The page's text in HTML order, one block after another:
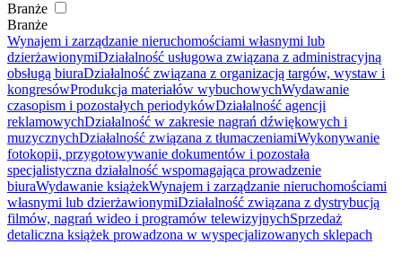
Branże
Branże
Wynajem i zarządzanie nieruchomościami własnymi lub
dzierżawionymiDziałalność usługowa związana z administracyjną
obsługą biuraDziałalność związana z organizacją targów, wystaw i
kongresówProdukcja materiałów wybuchowychWydawanie
czasopism i pozostałych periodykówDziałalność agencji
reklamowychDziałalność w zakresie nagrań dźwiękowych i
muzycznychDziałalność związana z tłumaczeniamiWykonywanie
fotokopii, przygotowywanie dokumentów i pozostała
specjalistyczna działalność wspomagająca prowadzenie
biuraWydawanie książekWynajem i zarządzanie nieruchomościami
własnymi lub dzierżawionymiDziałalność związana z dystrybucją
filmów, nagrań wideo i programów telewizyjnychSprzedaż
detaliczna książek prowadzona w wyspecjalizowanych sklepach